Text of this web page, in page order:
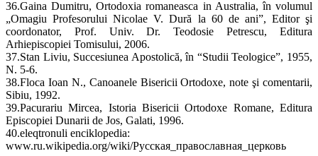
36.Gaina Dumitru, Ortodoxia romaneasca in Australia, în volumul
„Omagiu Profesorului Nicolae V. Dură la 60 de ani”, Editor şi
coordonator, Prof. Univ. Dr. Teodosie Petrescu, Editura
Arhiepiscopiei Tomisului, 2006.
37.Stan Liviu, Succesiunea Apostolică, în “Studii Teologice”, 1955,
N. 5-6.
38.Floca Ioan N., Canoanele Bisericii Ortodoxe, note şi comentarii,
Sibiu, 1992.
39.Pacurariu Mircea, Istoria Bisericii Ortodoxe Romane, Editura
Episcopiei Dunarii de Jos, Galati, 1996.
40.eleqtronuli enciklopedia:
www.ru.wikipedia.org/wiki/Русская_православная_церковь